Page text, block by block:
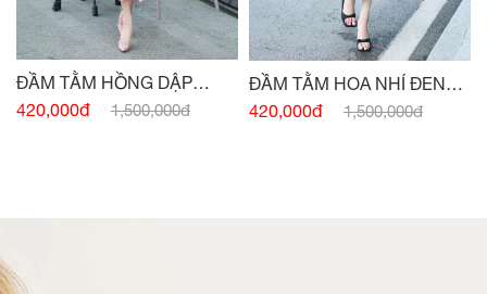
ĐẦM TẰM HỒNG DẬP
NHĂN CỔ V
420,000đ 1,500,000đ
ĐẦM TẰM HOA NHÍ ĐEN
CỔ V
420,000đ 1,500,000đ